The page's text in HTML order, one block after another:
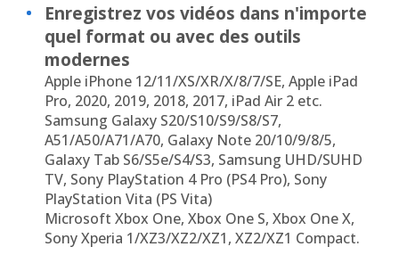
Enregistrez vos vidéos dans n'importe
quel format ou avec des outils
modernes
Apple iPhone 12/11/XS/XR/X/8/7/SE, Apple iPad
Pro, 2020, 2019, 2018, 2017, iPad Air 2 etc.
Samsung Galaxy S20/S10/S9/S8/S7,
A51/A50/A71/A70, Galaxy Note 20/10/9/8/5,
Galaxy Tab S6/S5e/S4/S3, Samsung UHD/SUHD
TV, Sony PlayStation 4 Pro (PS4 Pro), Sony
PlayStation Vita (PS Vita)
Microsoft Xbox One, Xbox One S, Xbox One X,
Sony Xperia 1/XZ3/XZ2/XZ1, XZ2/XZ1 Compact.